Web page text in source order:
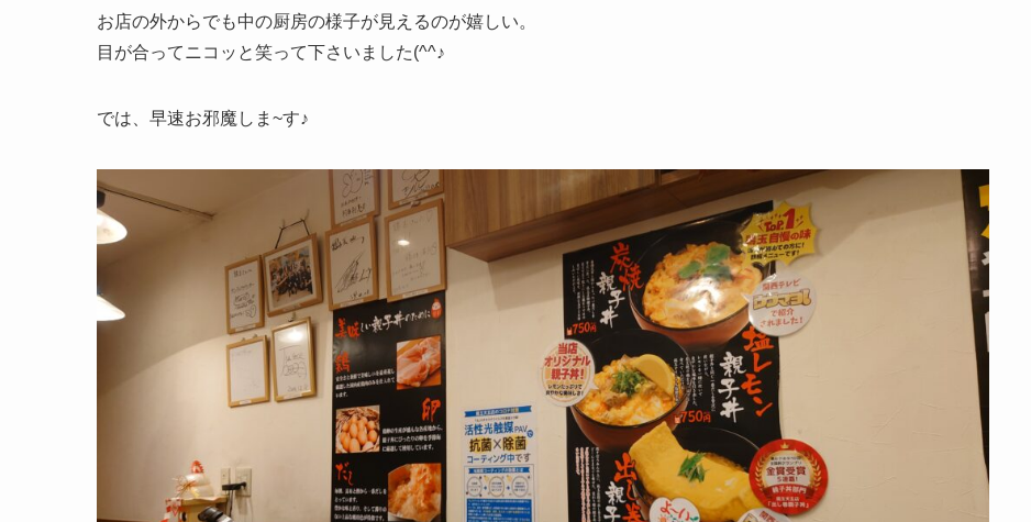
お店の外からでも中の厨房の様子が見えるのが嬉しい。
目が合ってニコッと笑って下さいました(^^♪
では、早速お邪魔しま~す♪